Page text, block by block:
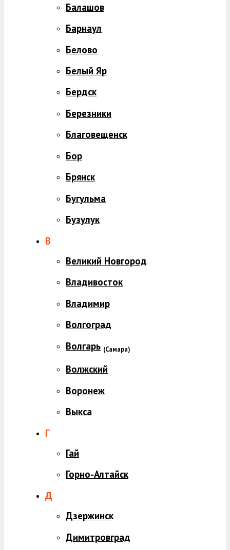
Балашов
Барнаул
Белово
Белый Яр
Бердск
Березники
Благовещенск
Бор
Брянск
Бугульма
Бузулук
В
Великий Новгород
Владивосток
Владимир
Волгоград
Волгарь (Самара)
Волжский
Воронеж
Выкса
Г
Гай
Горно-Алтайск
Д
Дзержинск
Димитровград